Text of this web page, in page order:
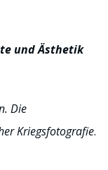
und Ästhetik
Die
Kriegsfotografie.